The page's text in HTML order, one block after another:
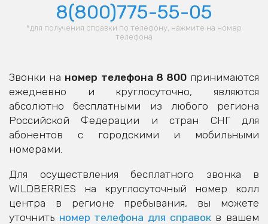
8(800)775-55-05
*для получения справки по телефону, нажмите на номер
телефона
Звонки на номер телефона 8 800принимаются
ежедневно и круглосуточно, являются
абсолютно бесплатными из любого региона
Российской Федерации и стран СНГ для
абонентов с городскими и мобильными
номерами.
Для осуществления бесплатного звонка в
WILDBERRIES на круглосуточный номер колл
центра в регионе пребывания, вы можете
уточнить номер телефона для справокв вашем